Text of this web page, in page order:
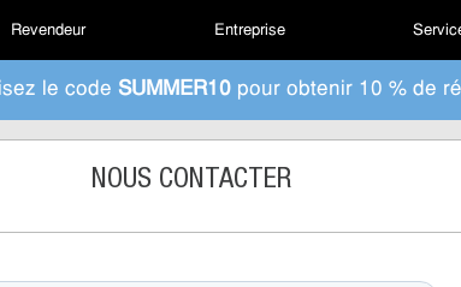
Revendeur Entreprise
le code SUMMER10 pour obtenir 10 % de
NOUS CONTACTER